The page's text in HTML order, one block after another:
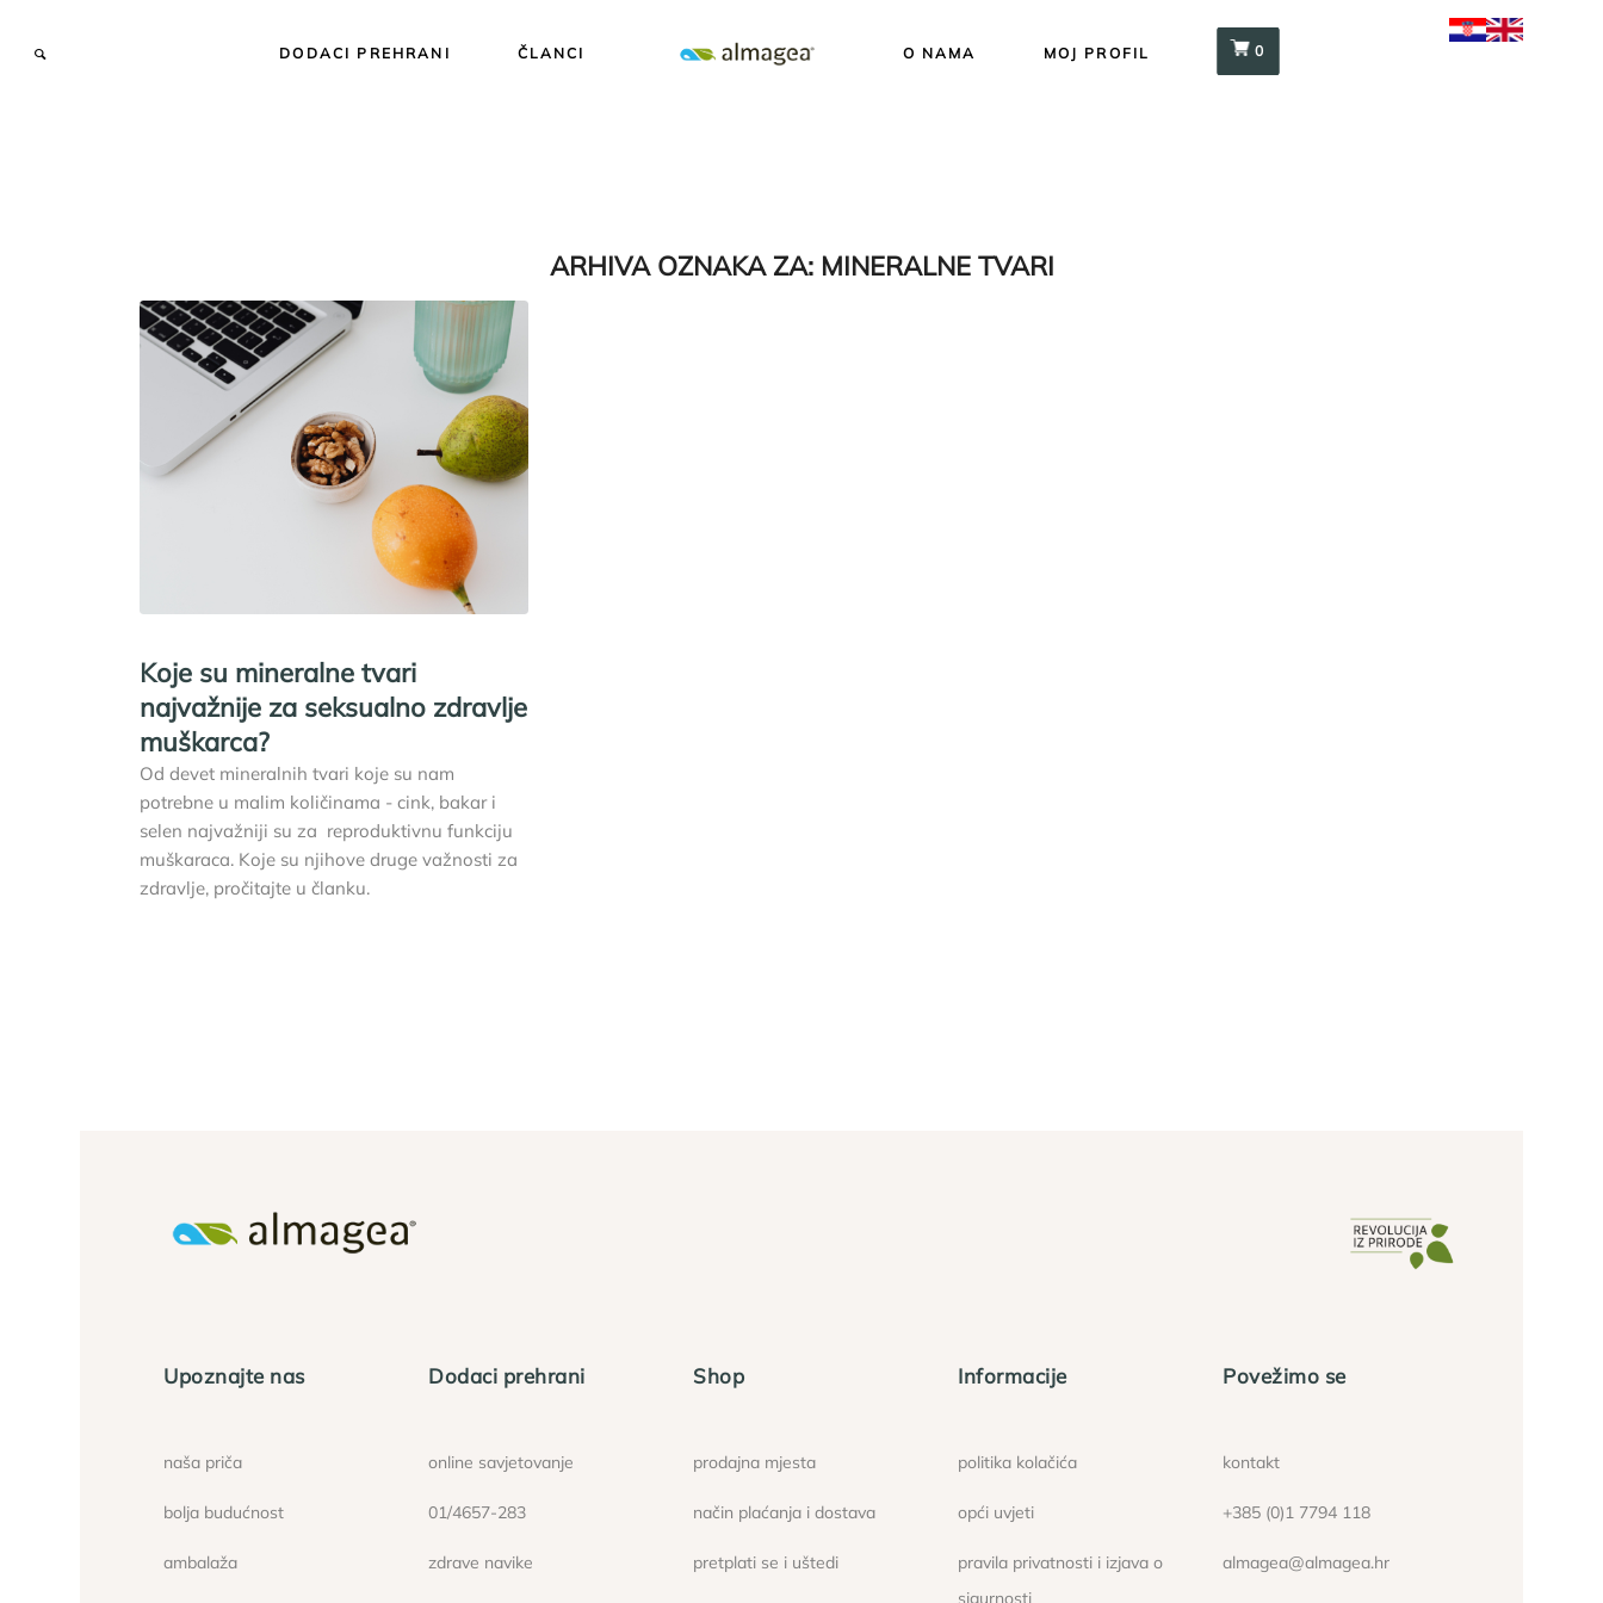
DODACI PREHRANI ČLANCI O NAMA MOJ PROFIL 0
ARHIVA OZNAKA ZA: MINERALNE TVARI
Koje su mineralne tvari
najvažnije za seksualno zdravlje
muškarca?
Od devet mineralnih tvari koje su nam
potrebne u malim količinama - cink, bakar i
selen najvažniji su za reproduktivnu funkciju
muškaraca. Koje su njihove druge važnosti za
zdravlje, pročitajte u članku.
Upoznajte nas
naša priča
bolja budućnost
ambalaža
Dodaci prehrani
online savjetovanje
01/4657-283
zdrave navike
Shop
prodajna mjesta
način plaćanja i dostava
pretplati se i uštedi
Informacije
politika kolačića
opći uvjeti
pravila privatnosti i izjava o
sigurnosti
Povežimo se
kontakt
+385 (0)1 7794 118
almagea@almagea.hr